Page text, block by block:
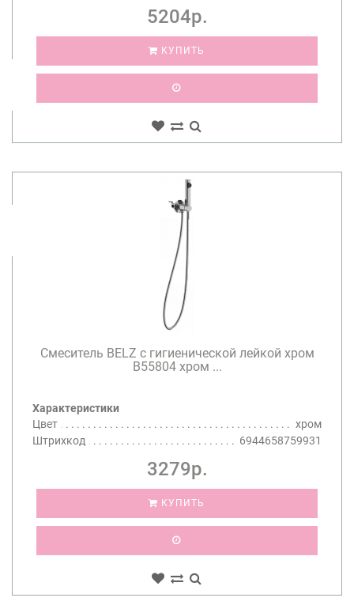
5204р.
КУПИТЬ
Смеситель BELZ с гигиенической лейкой хром
B55804 хром ...
Характеристики
Цвет
хром
Штрихкод
6944658759931
3279р.
КУПИТЬ